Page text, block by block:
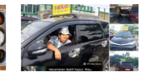
Berkompromi terhadap
Penegakan Hukum